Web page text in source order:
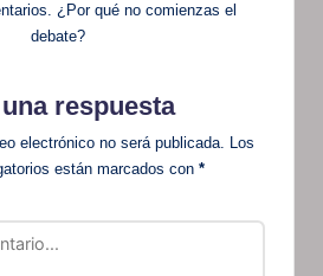
¿Por qué no comienzas el
debate?
respuesta
electrónico no será publicada.
Los
están marcados con *